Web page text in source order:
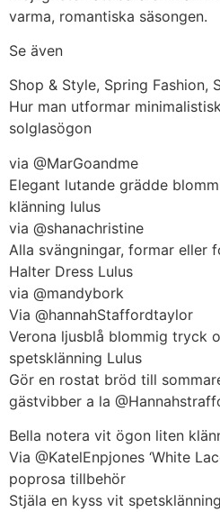
varma, romantiska säsongen.
Se även
Shop & Style, Spring Fashion,
Hur man utformar
solglasögon
via @MarGoandme
Elegant lutande grädde
klänning lulus
via @shanachristine
Alla svängningar, formar eller
Halter Dress Lulus
via @mandybork
Via @hannahStaffordtaylor
Verona ljusblå blommig tryck
spetsklänning Lulus
Gör en rostat bröd till
gästvibber a la
Bella notera vit ögon liten
Via @KatelEnpjones ‘White
poprosa tillbehör
Stjäla en kyss vit